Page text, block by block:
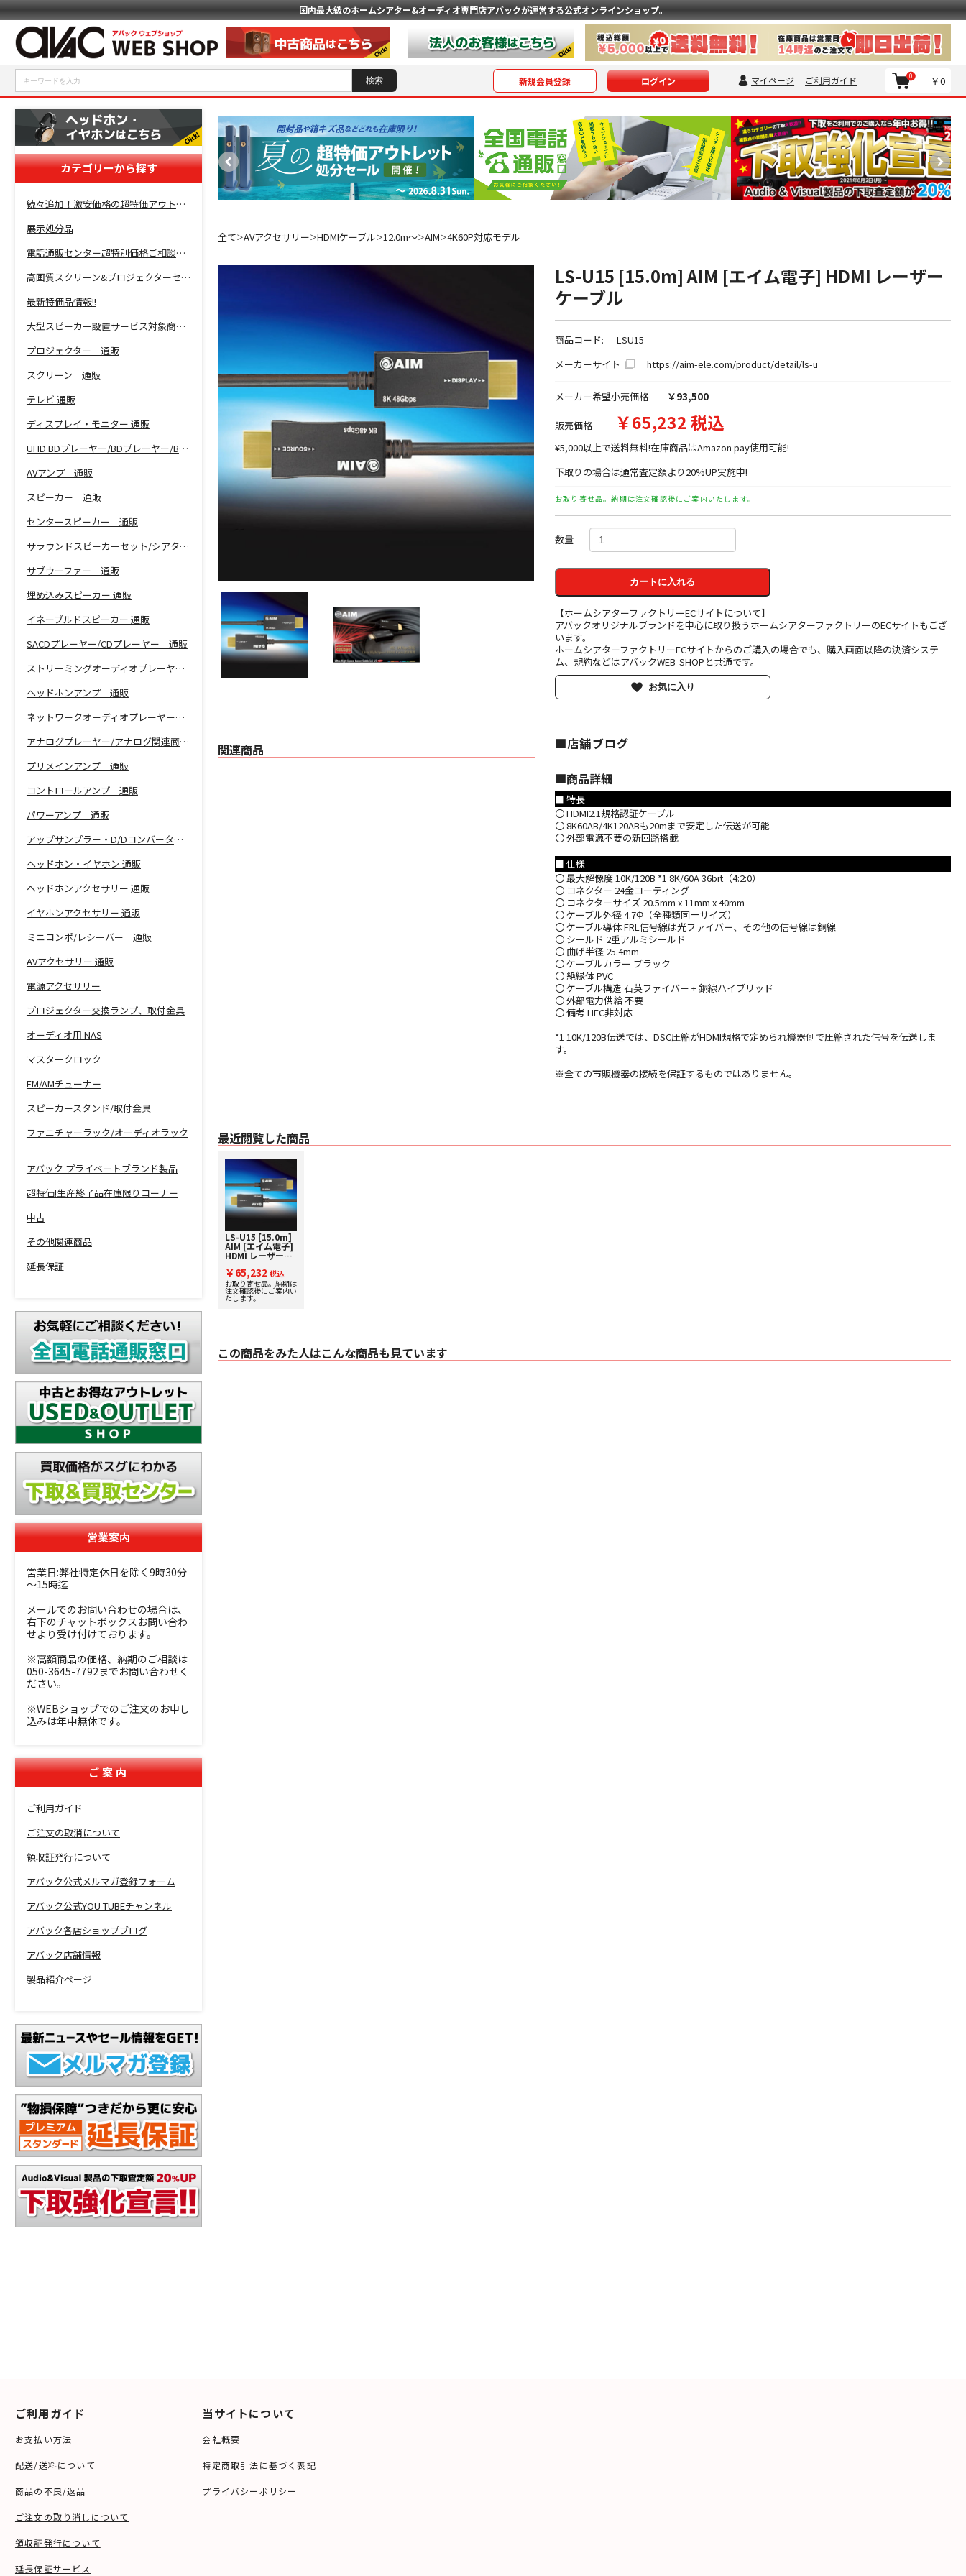
国内最大級のホームシアター&オーディオ専門店アバックが運営する公式オンラインショップ。
新規会員登録 ログイン マイページ ご利用ガイド ￥0
0
カテゴリーから探す
続々追加！激安価格の超特価アウトレットセール開催！
展示処分品
電話通販センター超特別価格ご相談コーナー！
高画質スクリーン&プロジェクターセット超特価！
最新特価品情報!!
大型スピーカー設置サービス対象商品！
プロジェクター 通販
スクリーン 通販
テレビ 通販
ディスプレイ・モニター 通販
UHD BDプレーヤー/BDプレーヤー/BDレコーダー 通販
AVアンプ 通販
スピーカー 通販
センタースピーカー 通販
サラウンドスピーカーセット/シアターバー 通販
サブウーファー 通販
埋め込みスピーカー 通販
イネーブルドスピーカー 通販
SACDプレーヤー/CDプレーヤー 通販
ストリーミングオーディオプレーヤー 通販
ヘッドホンアンプ 通販
ネットワークオーディオプレーヤー 通販
アナログプレーヤー/アナログ関連商品 通販
プリメインアンプ 通販
コントロールアンプ 通販
パワーアンプ 通販
アップサンプラー・D/Dコンバーター 通販
ヘッドホン・イヤホン 通販
ヘッドホンアクセサリー 通販
イヤホンアクセサリー 通販
ミニコンポ/レシーバー 通販
AVアクセサリー 通販
電源アクセサリー
プロジェクター交換ランプ、取付金具
オーディオ用 NAS
マスタークロック
FM/AMチューナー
スピーカースタンド/取付金具
ファニチャーラック/オーディオラック
アバック プライベートブランド製品
超特価!生産終了品在庫限りコーナー
中古
その他関連商品
延長保証
営業案内
営業日:弊社特定休日を除く9時30分
～15時迄
メールでのお問い合わせの場合は、
右下のチャットボックスお問い合わ
せより受け付けております。
※高額商品の価格、納期のご相談は
050-3645-7792までお問い合わせく
ださい。
※WEBショップでのご注文のお申し
込みは年中無休です。
ご案内
ご利用ガイド
ご注文の取消について
領収証発行について
アバック公式メルマガ登録フォーム
アバック公式YOU TUBEチャンネル
アバック各店ショップブログ
アバック店舗情報
製品紹介ページ
全て＞AVアクセサリー＞HDMIケーブル＞12.0m〜＞AIM＞4K60P対応モデル
関連商品
LS-U15 [15.0m] AIM [エイム電子] HDMI レーザー
ケーブル
商品コード:
LSU15
メーカーサイト
https://aim-ele.com/product/detail/ls-u
メーカー希望小売価格 ￥93,500
販売価格 ￥65,232 税込
¥5,000以上で送料無料!在庫商品はAmazon pay使用可能!
下取りの場合は通常査定額より20%UP実施中!
お取り寄せ品。納期は注文確認後にご案内いたします。
数量
カートに入れる
【ホームシアターファクトリーECサイトについて】
アバックオリジナルブランドを中心に取り扱うホームシアターファクトリーのECサイトもござ
います。
ホームシアターファクトリーECサイトからのご購入の場合でも、購入画面以降の決済システ
ム、規約などはアバックWEB-SHOPと共通です。
お気に入り
■店舗ブログ
■︎商品詳細
■ 特長
〇 HDMI2.1規格認証ケーブル
〇 8K60AB/4K120ABも20mまで安定した伝送が可能
〇 外部電源不要の新回路搭載
■ 仕様
〇 最大解像度 10K/120B *1 8K/60A 36bit（4:2:0）
〇 コネクター 24金コーティング
〇 コネクターサイズ 20.5mm x 11mm x 40mm
〇 ケーブル外径 4.7Φ（全種類同一サイズ）
〇 ケーブル導体 FRL信号線は光ファイバー、その他の信号線は銅線
〇 シールド 2重アルミシールド
〇 曲げ半径 25.4mm
〇 ケーブルカラー ブラック
〇 絶縁体 PVC
〇 ケーブル構造 石英ファイバー + 銅線ハイブリッド
〇 外部電力供給 不要
〇 備考 HEC非対応
*1 10K/120B伝送では、DSC圧縮がHDMI規格で定められ機器側で圧縮された信号を伝送しま
す。
※全ての市販機器の接続を保証するものではありません。
最近閲覧した商品
LS-U15 [15.0m]
AIM [エイム電子]
HDMI レーザーケ
￥65,232 税込
お取り寄せ品。納期は
注文確認後にご案内い
たします。
この商品をみた人はこんな商品も見ています
ご利用ガイド
お支払い方法
配送/送料について
商品の不良/返品
ご注文の取り消しについて
領収証発行について
延長保証サービス
当サイトについて
会社概要
特定商取引法に基づく表記
プライバシーポリシー